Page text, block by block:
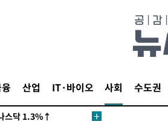
산업 IT·바이오 사회 수도권
스닥 1.3%↑
스닥 1.3%↑